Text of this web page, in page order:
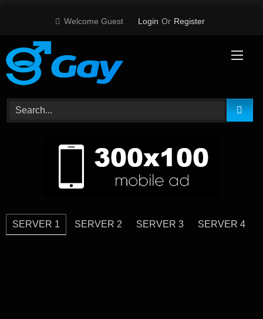
Welcome Guest Login Or Register
SERVER 1 SERVER 2 SERVER 3 SERVER 4